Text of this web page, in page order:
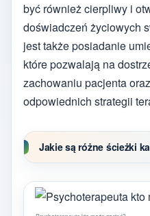
być również cierpliwy i
doświadczeń życiowych
jest także posiadanie
które pozwalają na
zachowaniu pacjenta
odpowiednich strategii
Jakie są różne ścieżki